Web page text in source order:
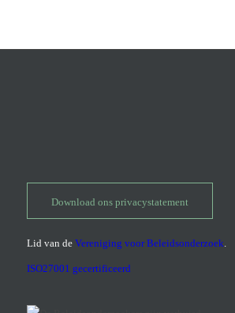
Download ons privacystatement
Lid van de Vereniging voor Beleidsonderzoek.
ISO27001 gecertificeerd